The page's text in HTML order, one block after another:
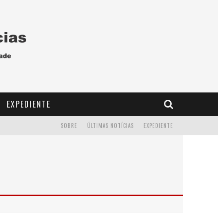
EXPEDIENTE
EXPEDIENTE
ÚLTIMAS NOTÍCIAS
SOBRE